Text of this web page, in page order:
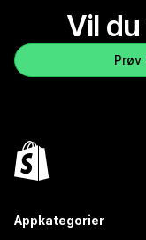
Vil
Appkategorier